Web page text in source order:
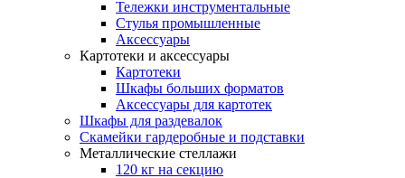
Тележки инструментальные
Стулья промышленные
Аксессуары
Картотеки и аксессуары
Картотеки
Шкафы больших форматов
Аксессуары для картотек
Шкафы для раздевалок
Скамейки гардеробные и подставки
Металлические стеллажи
120 кг на секцию